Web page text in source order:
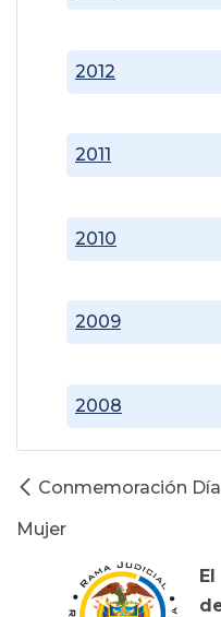
2008
2009
2010
2011
2012
Conmemoración
Mujer